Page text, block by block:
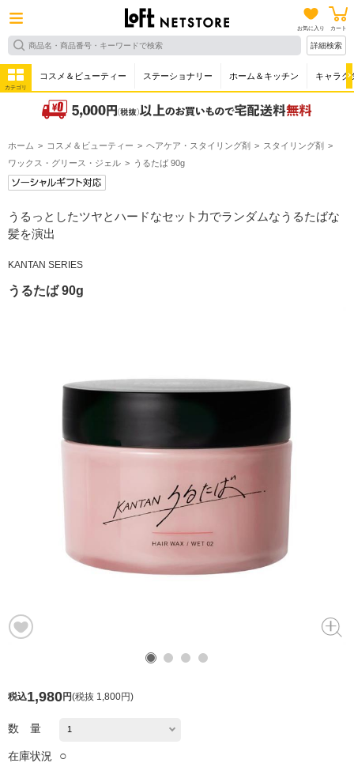
お気に入り カート
詳細検索
カテゴリ
コスメ＆ビューティー ステーショナリー ホーム＆キッチン キャラク
ホーム コスメ＆ビューティー ヘアケア・スタイリング剤
スタイリング剤
ワックス・グリース・ジェル
うるたば 90g
うるっとしたツヤとハードなセット力でランダムなうるたばな
髪を演出
KANTAN SERIES
うるたば 90g
税込1,980円(税抜 1,800円)
数 量
在庫状況 ○